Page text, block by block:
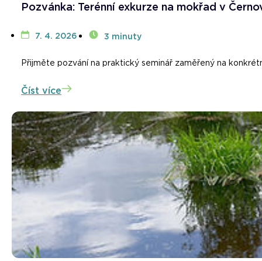
Pozvánka: Terénní exkurze na mokřad v
7. 4. 2026 3 minuty
Přijměte pozvání na praktický seminář zaměřený na
Číst více